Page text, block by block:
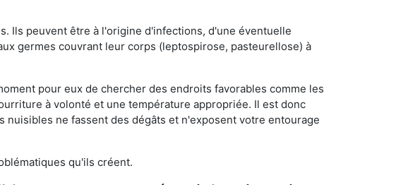
Ils peuvent être à l'origine d'infections, d'une éventuelle
germes couvrant leur corps (leptospirose, pasteurellose) à
pour eux de chercher des endroits favorables comme les
à volonté et une température appropriée. Il est donc
ne fassent des dégâts et n'exposent votre entourage
qu'ils créent.